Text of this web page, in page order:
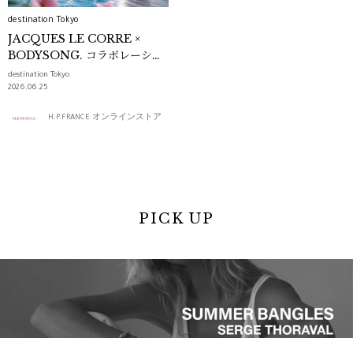
destination Tokyo
JACQUES LE CORRE ×
BODYSONG. コラボレーショ
ンバッグ
destination Tokyo
2026.06.25
H.P.FRANCE オンラインストア
PICK UP